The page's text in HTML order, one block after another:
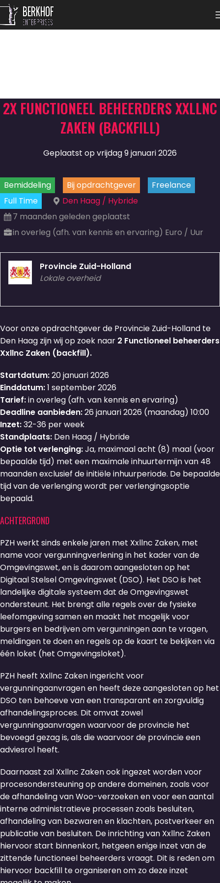
2X FUNCTIONEEL BEHEERDERS XXLLNC
ZAKEN (BACKFILL)
Geplaatst op vrijdag 9 januari 2026
Bemiddeling Bij opdrachtgever
Freelance
Full Time
Den Haag / Hybride
7 maanden geleden geplaatst
in overleg (afh. van kennis en ervaring) Euro / Uur
Provincie Zuid-Holland
Lokale overheid
Voor onze opdrachtgever de Provincie Zuid-Holland te
Den Haag zijn wij op zoek naar 2 Functioneel beheerders
Xxllnc Zaken (backfill).
Startdatum:20 januari 2026
Einddatum:1 september 2026
Tarief:in overleg (afh. van kennis en ervaring)
Deadline aanbieden:26 januari 2026 (maandag) 10:00
Inzet:32-36 per week
Standplaats: Den Haag / Hybride
Optie tot verlenging:Ja, maximaal acht (8) maal (voor
bepaalde tijd) met een maximale inhuurtermijn van 48
maanden exclusief de initiële inhuurperiode. De bepaalde
tijd van de verlenging wordt per verlengingsoptie
bepaald.
ACHTERGROND
PZH werkt sinds enkele jaren met Xxllnc Zaken, met
name voor vergunningverlening in het kader van de
Omgevingswet, en is daarom aangesloten op het
Digitaal Stelsel Omgevingswet (DSO). Het DSO is het
landelijke digitale systeem dat de Omgevingswet
ondersteunt. Het brengt alle regels over de fysieke
leefomgeving samen en maakt het mogelijk voor
burgers en bedrijven om vergunningen aan te vragen,
meldingen te doen en regels op de kaart te bekijken via
één loket (het Omgevingsloket).
PZH heeft Xxllnc Zaken ingericht voor
vergunningaanvragen en heeft deze aangesloten op het
DSO ten behoeve van een transparant en zorgvuldig
afhandelingsproces. Dit omvat zowel
vergunningaanvragen waarvoor de provincie het
bevoegd gezag is, als die waarvoor de provincie een
adviesrol heeft.
Daarnaast zal Xxllnc Zaken ook ingezet worden voor
procesondersteuning op andere domeinen, zoals voor
de afhandeling van Woo-verzoeken en voor een aantal
interne administratieve processen zoals besluiten,
afhandeling van bezwaren en klachten, postverkeer en
publicatie van besluiten. De inrichting van Xxllnc Zaken
hiervoor start binnenkort, hetgeen enige inzet van de
zittende functioneel beheerders vraagt. Dit is reden om
hiervoor backfill te organiseren om zo deze inzet